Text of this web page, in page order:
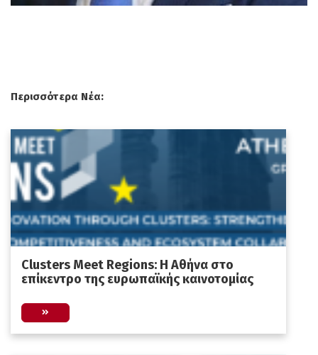
Περισσότερα Νέα:
Clusters Meet Regions: Η Αθήνα στο
επίκεντρο της ευρωπαϊκής καινοτομίας